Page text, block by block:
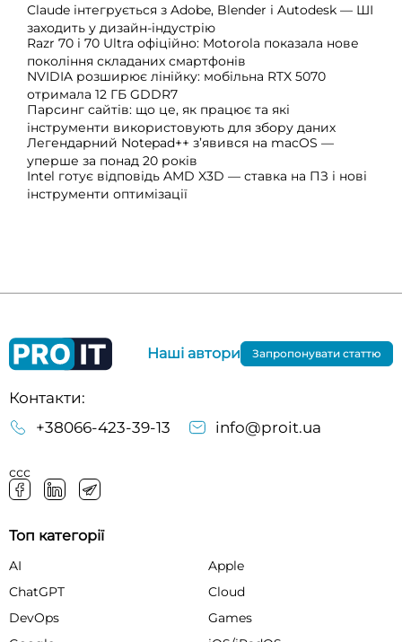
Claude інтегрується з Adobe, Blender і Autodesk — ШІ
заходить у дизайн-індустрію
Razr 70 і 70 Ultra офіційно: Motorola показала нове
покоління складаних смартфонів
NVIDIA розширює лінійку: мобільна RTX 5070
отримала 12 ГБ GDDR7
Парсинг сайтів: що це, як працює та які
інструменти використовують для збору даних
Легендарний Notepad++ з’явився на macOS —
уперше за понад 20 років
Intel готує відповідь AMD X3D — ставка на ПЗ і нові
інструменти оптимізації
Контакти:
+38066-423-39-13
info@proit.ua
ссс
Наші автори Запропонувати статтю
Топ категорії
AI
Apple
ChatGPT
Cloud
DevOps
Games